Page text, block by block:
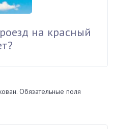
на красный
Обязательные поля